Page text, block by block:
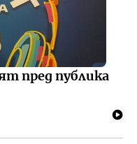
пред публика